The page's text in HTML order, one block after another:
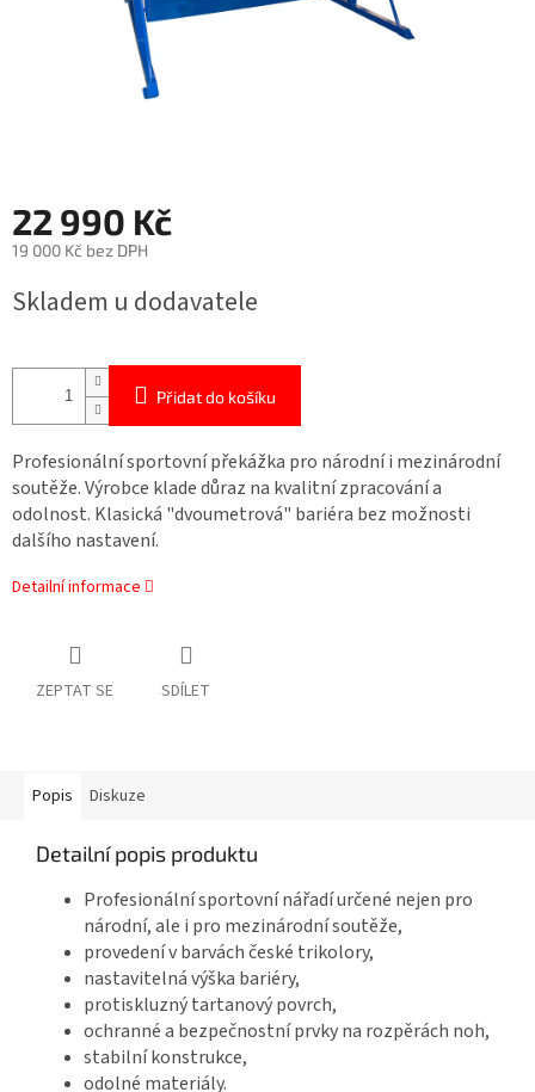
22 990 Kč
19 000 Kč bez DPH
cena:
Skladem u dodavatele
Přidat do košíku
Profesionální sportovní překážka pro národní i mezinárodní
soutěže. Výrobce klade důraz na kvalitní zpracování a
odolnost. Klasická "dvoumetrová" bariéra bez možnosti
dalšího nastavení.
Detailní informace
ZEPTAT SE SDÍLET
Popis Diskuze
Detailní popis produktu
Profesionální sportovní nářadí určené nejen pro
národní, ale i pro mezinárodní soutěže,
provedení v barvách české trikolory,
nastavitelná výška bariéry,
protiskluzný tartanový povrch,
ochranné a bezpečnostní prvky na rozpěrách noh,
stabilní konstrukce,
odolné materiály.